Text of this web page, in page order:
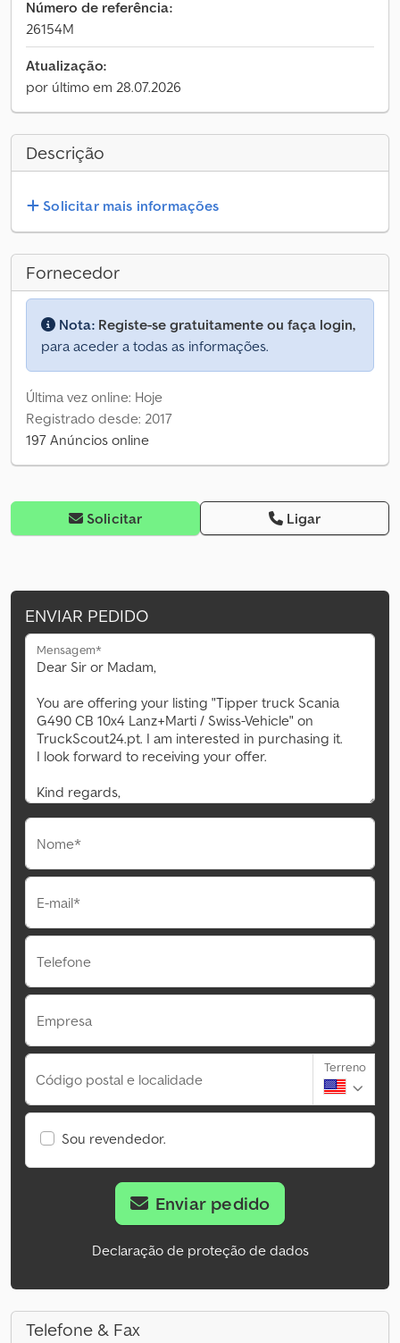
Número de referência:
26154M
Atualização:
por último em 28.07.2026
Descrição
Solicitar mais informações
Fornecedor
Nota: Registe-se gratuitamente ou faça login,
para aceder a todas as informações.
Última vez online: Hoje
Registrado desde: 2017
197 Anúncios online
Solicitar Ligar
ENVIAR PEDIDO
Mensagem*
Nome*
E-mail*
Telefone
Empresa
Código postal e localidade
Terreno
Sou revendedor.
Enviar pedido
Declaração de proteção de dados
Telefone & Fax